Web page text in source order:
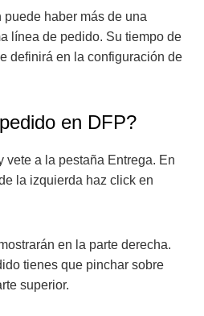
haber más de una
línea de pedido. Su tiempo de
definirá en la configuración de
en DFP?
vete a la pestaña Entrega. En
la izquierda haz click en
en la parte derecha.
tienes que pinchar sobre
superior.